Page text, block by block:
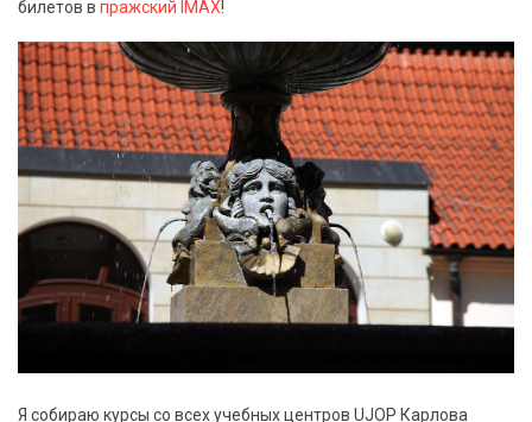
билетов в пражский IMAX!
Я собираю курсы со всех учебных центров UJOP Карлова